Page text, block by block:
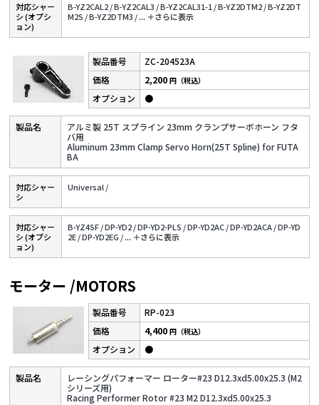
対応シャー
シ (オプシ
ョン)
B-YZ2CAL2 /B-YZ2CAL3 /B-YZ2CAL31-1 /B-YZ2DTM2 /B-YZ2DT
M2S /B-YZ2DTM3 /... ＋さらに表⽰
ZC-204523A
アルミ製 25T スプライン 23mm クランプサーボホーン フタ
バ用
Aluminum 23mm Clamp Servo Horn(25T Spline) for FUTA
BA
2,200円（税込）
●
対応シャー
シ
Universal /
対応シャー
シ (オプシ
ョン)
B-YZ4SF /DP-YD2 /DP-YD2-PLS /DP-YD2AC /DP-YD2ACA /DP-YD
2E /DP-YD2EG /... ＋さらに表⽰
モーター /MOTORS
RP-023
レーシングパフォーマー ローター#23 D12.3xd5.00x25.3 (M2
シリーズ用)
Racing Performer Rotor #23 M2 D12.3xd5.00x25.3
4,400円（税込）
●